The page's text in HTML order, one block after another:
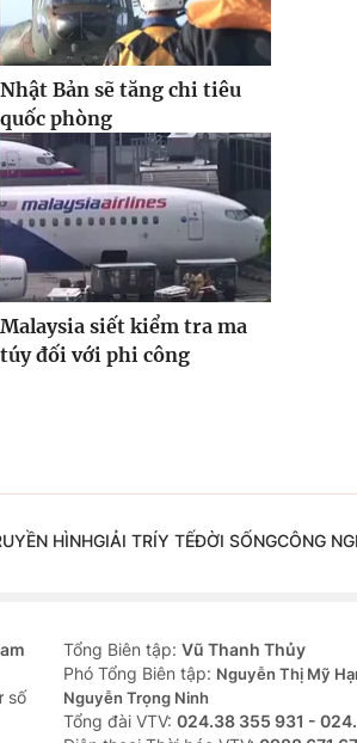
Nhật Bản sẽ tăng chi tiêu
quốc phòng
Malaysia siết kiểm tra ma
túy đối với phi công
HÌNHGIẢI TRÍY TẾĐỜI SỐNGCÔNG
số
Tổng Biên tập: Vũ Thanh Thủy
Phó Tổng Biên tập: Nguyễn Thị Mỹ
Nguyễn Trọng Ninh
Tổng đài VTV: 024.38 355 931 -